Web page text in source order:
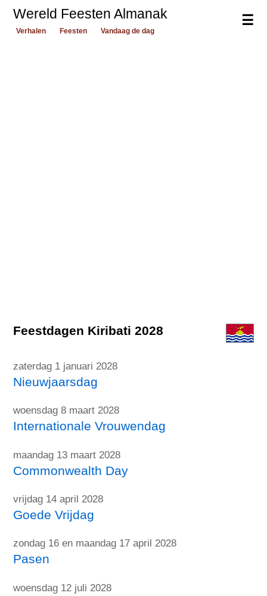
☰
Wereld Feesten Almanak
Verhalen Feesten Vandaag de dag
Feestdagen Kiribati 2028
zaterdag 1 januari 2028
Nieuwjaarsdag
woensdag 8 maart 2028
Internationale Vrouwendag
maandag 13 maart 2028
Commonwealth Day
vrijdag 14 april 2028
Goede Vrijdag
zondag 16 en maandag 17 april 2028
Pasen
woensdag 12 juli 2028